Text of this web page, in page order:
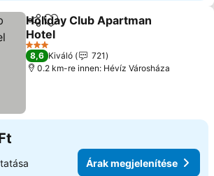
Megosztás
Hozzáadás a kedvencekhez
Holiday Club Apartman
Hotel
3 Kategória
8,6 Kiváló
721
0.2 km-re innen: Hévíz Városháza
Árak megjelenítése